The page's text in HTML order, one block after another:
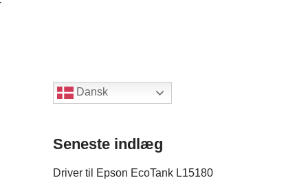
Dansk
Seneste indlæg
Driver til Epson EcoTank L15180